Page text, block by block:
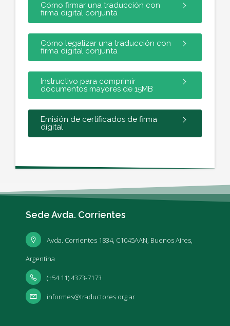
Cómo firmar una traducción con
firma digital conjunta
Cómo legalizar una traducción con
firma digital conjunta
Instructivo para comprimir
documentos mayores de 15MB
Emisión de certificados de firma
digital
Sede Avda. Corrientes
Avda. Corrientes 1834, C1045AAN, Buenos Aires,
Argentina
(+54 11) 4373-7173
informes@traductores.org.ar